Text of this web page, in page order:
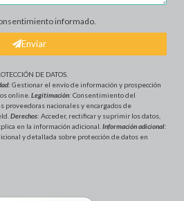
informado.
Enviar
DE DATOS
: Gestionar el envío de información y prospección
online. Legitimación: Consentimiento del
proveedoras nacionales y encargados de
Derechos: Acceder, rectificar y suprimir los datos,
en la información adicional. Información adicional:
y detallada sobre protección de datos en